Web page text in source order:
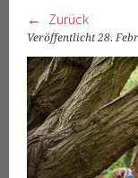
Zurück
Veröffentlicht28.